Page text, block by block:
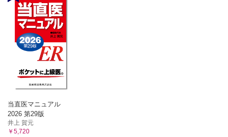
当直医マニュアル
2026 第29版
井上 賀元
￥5,720